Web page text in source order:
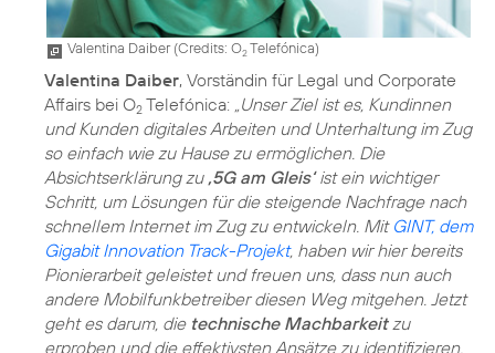
Valentina Daiber (Credits: O2Telefónica)
Valentina Daiber, Vorständin für Legal und Corporate
Affairs bei O2 Telefónica: „Unser Ziel ist es, Kundinnen
und Kunden digitales Arbeiten und Unterhaltung im Zug
so einfach wie zu Hause zu ermöglichen. Die
Absichtserklärung zu ,5G am Gleis‘ist ein wichtiger
Schritt, um Lösungen für die steigende Nachfrage nach
schnellem Internet im Zug zu entwickeln. Mit GINT, dem
Gigabit Innovation Track-Projekt, haben wir hier bereits
Pionierarbeit geleistet und freuen uns, dass nun auch
andere Mobilfunkbetreiber diesen Weg mitgehen. Jetzt
geht es darum, die technische Machbarkeitzu
erproben und die effektivsten Ansätze zu identifizieren,